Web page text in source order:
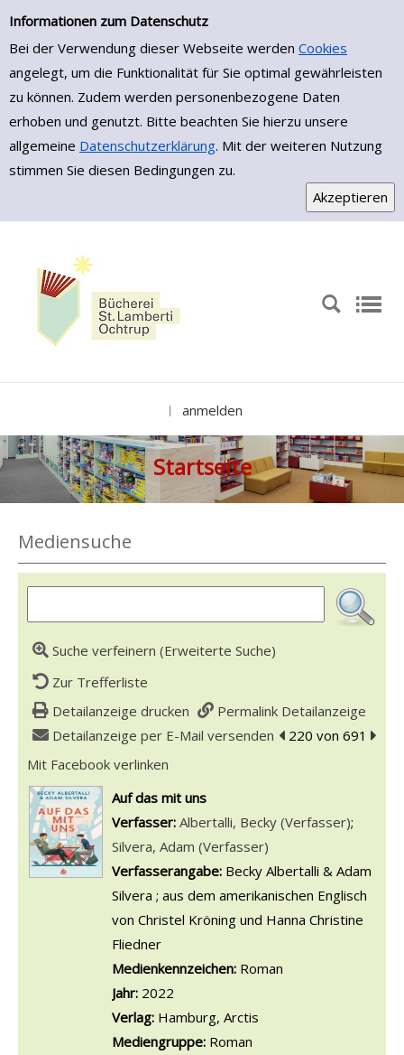
Informationen zum Datenschutz
Bei der Verwendung dieser Webseite werden Cookies
angelegt, um die Funktionalität für Sie optimal gewährleisten
zu können. Zudem werden personenbezogene Daten
erhoben und genutzt. Bitte beachten Sie hierzu unsere
allgemeine Datenschutzerklärung. Mit der weiteren Nutzung
stimmen Sie diesen Bedingungen zu.
Zur Detailanzeige springen
anmelden
Startseite
Mediensuche
Suche verfeinern (Erweiterte Suche)
Zur Trefferliste
Detailanzeige drucken
Permalink Detailanzeige
Detailanzeige per E-Mail versenden zum vorherigen
220 von 691 zum
Mit Facebook verlinken
wird in neuem Tab geöffnet
Auf das mit uns
Verfasser: Suche nach diesem Verfasser
Albertalli, Becky (Verfasser);
Silvera, Adam (Verfasser)
Verfasserangabe: Becky Albertalli & Adam
Silvera ; aus dem amerikanischen Englisch
von Christel Kröning und Hanna Christine
Fliedner
Medienkennzeichen: Roman
Jahr: 2022
Verlag: Hamburg, Arctis
Mediengruppe: Roman